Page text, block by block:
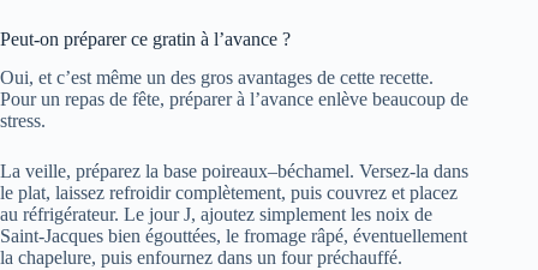
Peut-on préparer ce gratin à l’avance ?
Oui, et c’est même un des gros avantages de cette recette.
Pour un repas de fête, préparer à l’avance enlève beaucoup de
stress.
La veille, préparez la base poireaux–béchamel. Versez-la dans
le plat, laissez refroidir complètement, puis couvrez et placez
au réfrigérateur. Le jour J, ajoutez simplement les noix de
Saint-Jacques bien égouttées, le fromage râpé, éventuellement
la chapelure, puis enfournez dans un four préchauffé.